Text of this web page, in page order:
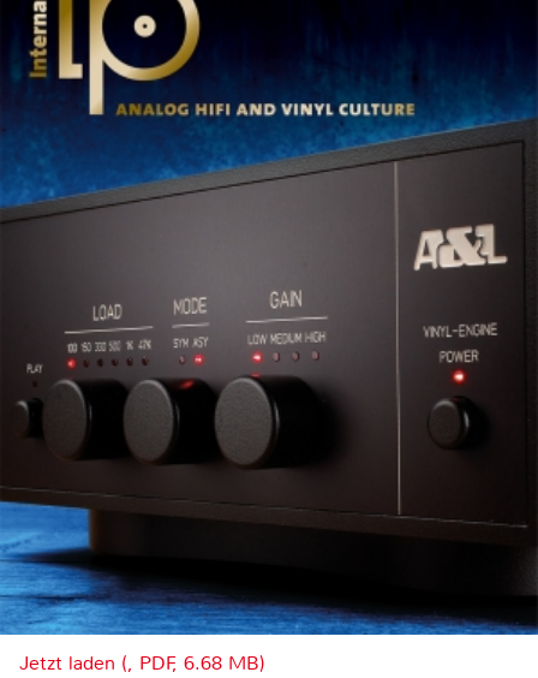
Jetzt laden (, PDF, 6.68 MB)